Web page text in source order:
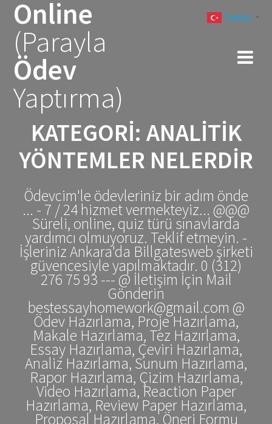
Online
(Parayla
Ödev
Yaptırma)
KATEGORI: ANALITIK
YÖNTEMLER NELERDIR
Ödevcim'le ödevleriniz bir adım önde
... - 7 / 24 hizmet vermekteyiz... @@@
Süreli, online, quiz türü sınavlarda
yardımcı olmuyoruz. Teklif etmeyin. -
İşleriniz Ankara'da Billgatesweb şirketi
güvencesiyle yapılmaktadır. 0 (312)
276 75 93 --- @ İletişim İçin Mail
Gönderin
bestessayhomework@gmail.com @
Ödev Hazırlama, Proje Hazırlama,
Makale Hazırlama, Tez Hazırlama,
Essay Hazırlama, Çeviri Hazırlama,
Analiz Hazırlama, Sunum Hazırlama,
Rapor Hazırlama, Çizim Hazırlama,
Video Hazırlama, Reaction Paper
Hazırlama, Review Paper Hazırlama,
Proposal Hazırlama, Öneri Formu
Turkish ▼